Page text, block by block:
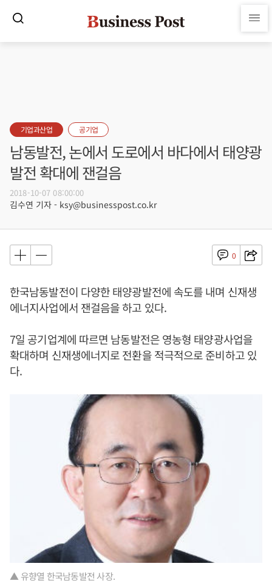
기업과산업 공기업
남동발전, 논에서 도로에서 바다에서 태양광
발전 확대에 잰걸음
2018-10-07 08:00:00
김수연 기자 - ksy@businesspost.co.kr
0
한국남동발전이 다양한 태양광발전에 속도를 내며 신재생
에너지사업에서 잰걸음을 하고 있다.
7일 공기업계에 따르면 남동발전은 영농형 태양광사업을
확대하며 신재생에너지로 전환을 적극적으로 준비하고 있
다.
▲ 유향열 한국남동발전 사장.